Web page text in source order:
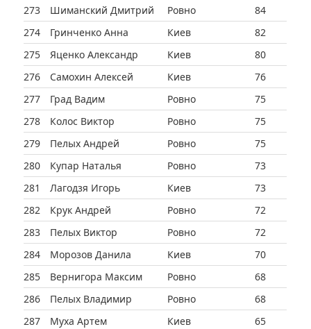
273
Шиманский Дмитрий Ровно
84
274
Гринченко Анна Киев
82
275
Яценко Александр Киев
80
276
Самохин Алексей Киев
76
277
Град Вадим Ровно
75
278
Колос Виктор Ровно
75
279
Пелых Андрей Ровно
75
280
Купар Наталья Ровно
73
281
Лагодзя Игорь Киев
73
282
Крук Андрей Ровно
72
283
Пелых Виктор Ровно
72
284
Морозов Данила Киев
70
285
Вернигора Максим Ровно
68
286
Пелых Владимир Ровно
68
287
Муха Артем Киев
65